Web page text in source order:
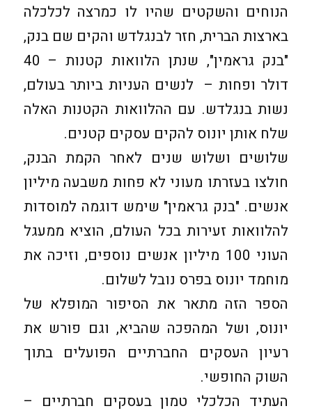
הנוחים והשקטים שהיו לו כמרצה לכלכלה
בארצות הברית, חזר לבנגלדש והקים שם בנק,
"בנק גראמין", שנתן הלוואות קטנות – 40
דולר ופחות – לנשים העניות ביותר בעולם,
נשות בנגלדש. עם ההלוואות הקטנות האלה
שלח אותן יונוס להקים עסקים קטנים.
שלושים ושלוש שנים לאחר הקמת הבנק,
חולצו בעזרתו מעוני לא פחות משבעה מיליון
אנשים. "בנק גראמין" שימש דוגמה למוסדות
להלוואות זעירות בכל העולם, הוציא ממעגל
העוני 100 מיליון אנשים נוספים, וזיכה את
מוחמד יונוס בפרס נובל לשלום.
הספר הזה מתאר את הסיפור המופלא של
יונוס, ושל המהפכה שהביא, וגם פורש את
רעיון העסקים החברתיים הפועלים בתוך
השוק החופשי.
העתיד הכלכלי טמון בעסקים חברתיים –